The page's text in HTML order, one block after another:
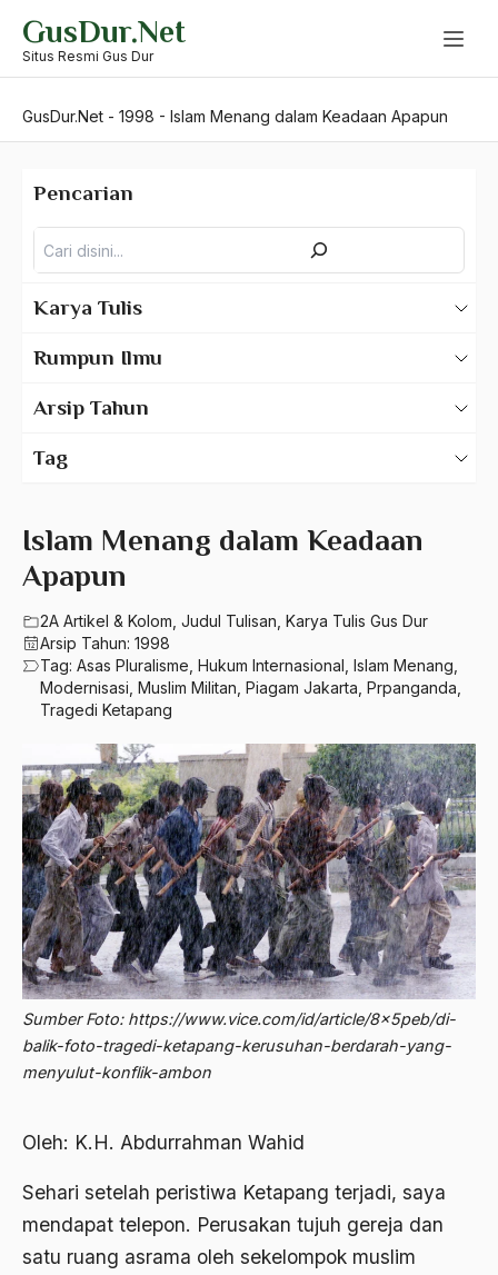
content
GusDur.Net
Situs Resmi Gus Dur
GusDur.Net - 1998 - Islam Menang dalam Keadaan Apapun
Islam Menang dalam Keadaan
Apapun
2A Artikel & Kolom Judul Tulisan Karya Tulis Gus Dur
Arsip Tahun: 1998
Tag: Asas Pluralisme Hukum Internasional Islam Menang
Modernisasi Muslim Militan Piagam Jakarta Prpanganda
Tragedi Ketapang
Sumber Foto: https://www.vice.com/id/article/8x5peb/di-
balik-foto-tragedi-ketapang-kerusuhan-berdarah-yang-
menyulut-konflik-ambon
Oleh: K.H. Abdurrahman Wahid
Sehari setelah peristiwa Ketapang terjadi, saya
mendapat telepon. Perusakan tujuh gereja dan
satu ruang asrama oleh sekelompok muslim
Pencarian
Karya Tulis
Rumpun Ilmu
630 – Agama Dan Filsafat
710 – Ilmu Pendidikan
900 – Rumpun Ilmu Lainnya
Arsip Tahun
2023
2022
2021
2020
2019
2017
2016
2015
2014
2013
2012
2011
2010
2007
2006
Tag
A. Mukti Ali
A. Mustofa Bisri
A. Yani
A.A. Baramudi
A.A. Navis
A.H Nasution
A.S
Aal Usul Teroris
Abad 21
Abad Modern
Abd. Moqsith Ghazali
Abdi Masyarakat
abdul wahid hasyim
Abdullah Badawi
Abdurrahman Addakhil
abdurrahman wahid